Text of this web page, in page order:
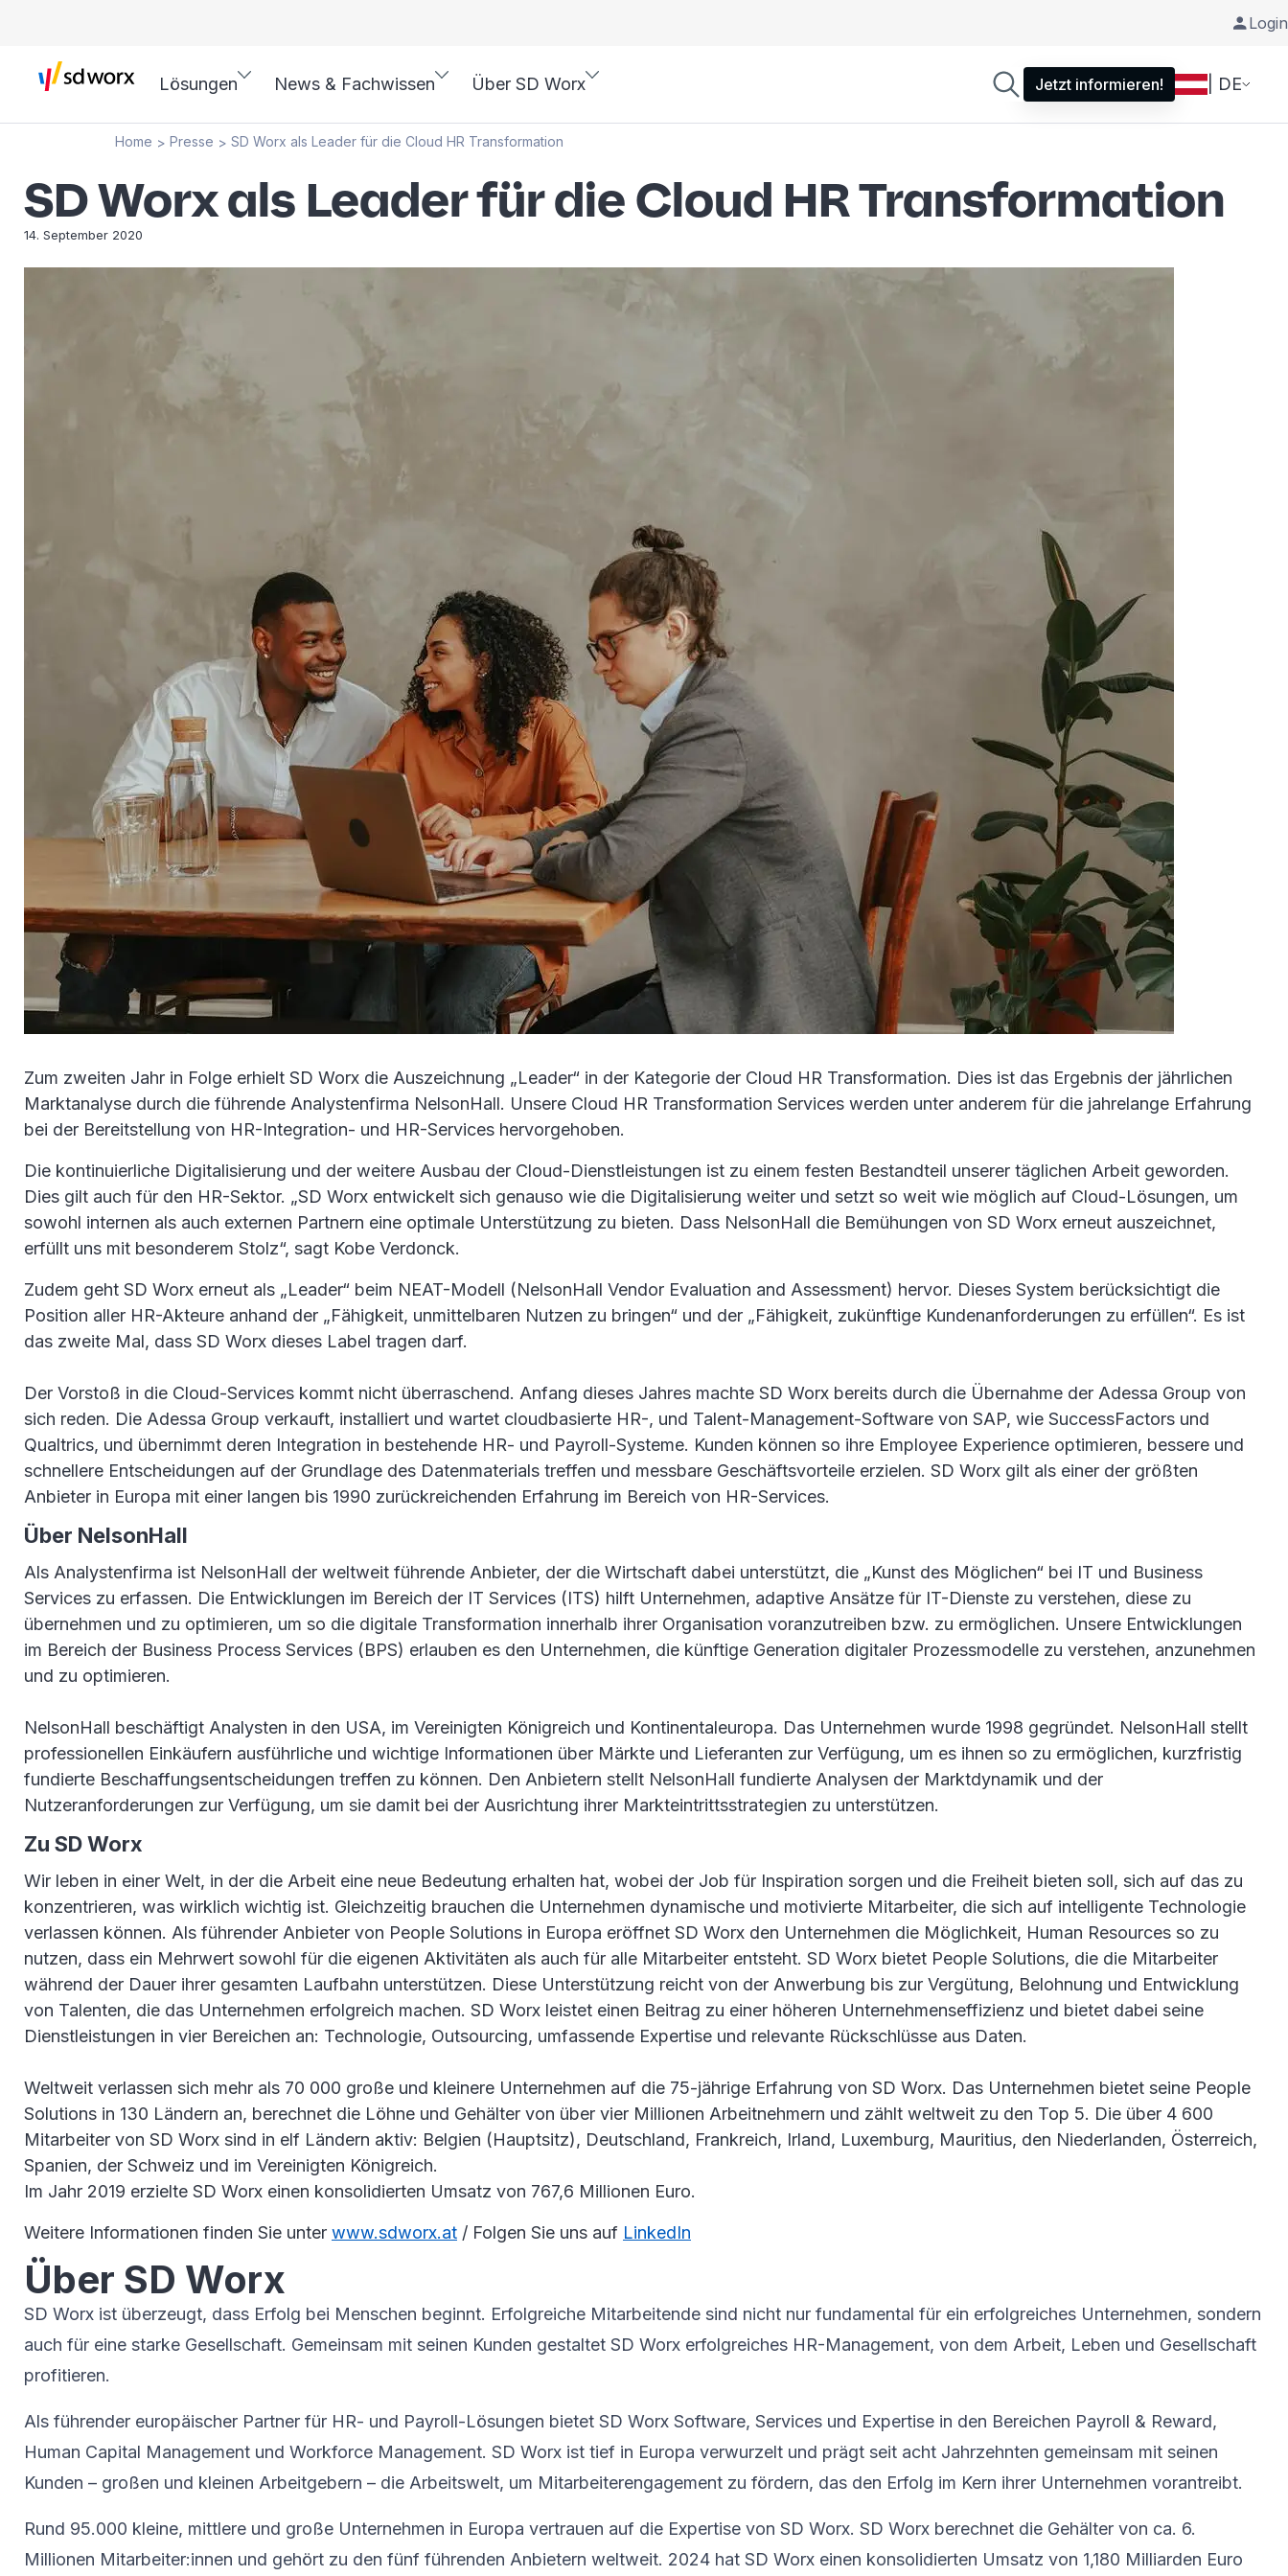
Login
Lösungen News & Fachwissen Über SD Worx Jetzt informieren! | DE
Home > Presse > SD Worx als Leader für die Cloud HR Transformation
SD Worx als Leader für die Cloud HR Transformation
14. September 2020
Zum zweiten Jahr in Folge erhielt SD Worx die Auszeichnung „Leader“ in der Kategorie der Cloud HR Transformation. Dies ist das Ergebnis der jährlichen
Marktanalyse durch die führende Analystenfirma NelsonHall. Unsere Cloud HR Transformation Services werden unter anderem für die jahrelange Erfahrung
bei der Bereitstellung von HR-Integration- und HR-Services hervorgehoben.
Die kontinuierliche Digitalisierung und der weitere Ausbau der Cloud-Dienstleistungen ist zu einem festen Bestandteil unserer täglichen Arbeit geworden.
Dies gilt auch für den HR-Sektor. „SD Worx entwickelt sich genauso wie die Digitalisierung weiter und setzt so weit wie möglich auf Cloud-Lösungen, um
sowohl internen als auch externen Partnern eine optimale Unterstützung zu bieten. Dass NelsonHall die Bemühungen von SD Worx erneut auszeichnet,
erfüllt uns mit besonderem Stolz“, sagt Kobe Verdonck.
Zudem geht SD Worx erneut als „Leader“ beim NEAT-Modell (NelsonHall Vendor Evaluation and Assessment) hervor. Dieses System berücksichtigt die
Position aller HR-Akteure anhand der „Fähigkeit, unmittelbaren Nutzen zu bringen“ und der „Fähigkeit, zukünftige Kundenanforderungen zu erfüllen“. Es ist
das zweite Mal, dass SD Worx dieses Label tragen darf.
Der Vorstoß in die Cloud-Services kommt nicht überraschend. Anfang dieses Jahres machte SD Worx bereits durch die Übernahme der Adessa Group von
sich reden. Die Adessa Group verkauft, installiert und wartet cloudbasierte HR-, und Talent-Management-Software von SAP, wie SuccessFactors und
Qualtrics, und übernimmt deren Integration in bestehende HR- und Payroll-Systeme. Kunden können so ihre Employee Experience optimieren, bessere und
schnellere Entscheidungen auf der Grundlage des Datenmaterials treffen und messbare Geschäftsvorteile erzielen. SD Worx gilt als einer der größten
Anbieter in Europa mit einer langen bis 1990 zurückreichenden Erfahrung im Bereich von HR-Services.
Über NelsonHall
Als Analystenfirma ist NelsonHall der weltweit führende Anbieter, der die Wirtschaft dabei unterstützt, die „Kunst des Möglichen“ bei IT und Business
Services zu erfassen. Die Entwicklungen im Bereich der IT Services (ITS) hilft Unternehmen, adaptive Ansätze für IT-Dienste zu verstehen, diese zu
übernehmen und zu optimieren, um so die digitale Transformation innerhalb ihrer Organisation voranzutreiben bzw. zu ermöglichen. Unsere Entwicklungen
im Bereich der Business Process Services (BPS) erlauben es den Unternehmen, die künftige Generation digitaler Prozessmodelle zu verstehen, anzunehmen
und zu optimieren.
NelsonHall beschäftigt Analysten in den USA, im Vereinigten Königreich und Kontinentaleuropa. Das Unternehmen wurde 1998 gegründet. NelsonHall stellt
professionellen Einkäufern ausführliche und wichtige Informationen über Märkte und Lieferanten zur Verfügung, um es ihnen so zu ermöglichen, kurzfristig
fundierte Beschaffungsentscheidungen treffen zu können. Den Anbietern stellt NelsonHall fundierte Analysen der Marktdynamik und der
Nutzeranforderungen zur Verfügung, um sie damit bei der Ausrichtung ihrer Markteintrittsstrategien zu unterstützen.
Zu SD Worx
Wir leben in einer Welt, in der die Arbeit eine neue Bedeutung erhalten hat, wobei der Job für Inspiration sorgen und die Freiheit bieten soll, sich auf das zu
konzentrieren, was wirklich wichtig ist. Gleichzeitig brauchen die Unternehmen dynamische und motivierte Mitarbeiter, die sich auf intelligente Technologie
verlassen können. Als führender Anbieter von People Solutions in Europa eröffnet SD Worx den Unternehmen die Möglichkeit, Human Resources so zu
nutzen, dass ein Mehrwert sowohl für die eigenen Aktivitäten als auch für alle Mitarbeiter entsteht. SD Worx bietet People Solutions, die die Mitarbeiter
während der Dauer ihrer gesamten Laufbahn unterstützen. Diese Unterstützung reicht von der Anwerbung bis zur Vergütung, Belohnung und Entwicklung
von Talenten, die das Unternehmen erfolgreich machen. SD Worx leistet einen Beitrag zu einer höheren Unternehmenseffizienz und bietet dabei seine
Dienstleistungen in vier Bereichen an: Technologie, Outsourcing, umfassende Expertise und relevante Rückschlüsse aus Daten.
Weltweit verlassen sich mehr als 70 000 große und kleinere Unternehmen auf die 75-jährige Erfahrung von SD Worx. Das Unternehmen bietet seine People
Solutions in 130 Ländern an, berechnet die Löhne und Gehälter von über vier Millionen Arbeitnehmern und zählt weltweit zu den Top 5. Die über 4 600
Mitarbeiter von SD Worx sind in elf Ländern aktiv: Belgien (Hauptsitz), Deutschland, Frankreich, Irland, Luxemburg, Mauritius, den Niederlanden, Österreich,
Spanien, der Schweiz und im Vereinigten Königreich.
Im Jahr 2019 erzielte SD Worx einen konsolidierten Umsatz von 767,6 Millionen Euro.
Weitere Informationen finden Sie unter www.sdworx.at / Folgen Sie uns auf LinkedIn
Über SD Worx
SD Worx ist überzeugt, dass Erfolg bei Menschen beginnt. Erfolgreiche Mitarbeitende sind nicht nur fundamental für ein erfolgreiches Unternehmen, sondern
auch für eine starke Gesellschaft. Gemeinsam mit seinen Kunden gestaltet SD Worx erfolgreiches HR-Management, von dem Arbeit, Leben und Gesellschaft
profitieren.
Als führender europäischer Partner für HR- und Payroll-Lösungen bietet SD Worx Software, Services und Expertise in den Bereichen Payroll & Reward,
Human Capital Management und Workforce Management. SD Worx ist tief in Europa verwurzelt und prägt seit acht Jahrzehnten gemeinsam mit seinen
Kunden – großen und kleinen Arbeitgebern – die Arbeitswelt, um Mitarbeiterengagement zu fördern, das den Erfolg im Kern ihrer Unternehmen vorantreibt.
Rund 95.000 kleine, mittlere und große Unternehmen in Europa vertrauen auf die Expertise von SD Worx. SD Worx berechnet die Gehälter von ca. 6.
Millionen Mitarbeiter:innen und gehört zu den fünf führenden Anbietern weltweit. 2024 hat SD Worx einen konsolidierten Umsatz von 1,180 Milliarden Euro